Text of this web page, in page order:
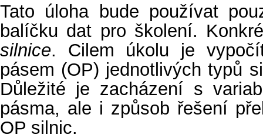
Tato úloha bude používat
balíčku dat pro školení.
silnice. Cilem úkolu je
pásem (OP) jednotlivých typů
Důležité je zacházení s
pásma, ale i způsob řešení
OP silnic.